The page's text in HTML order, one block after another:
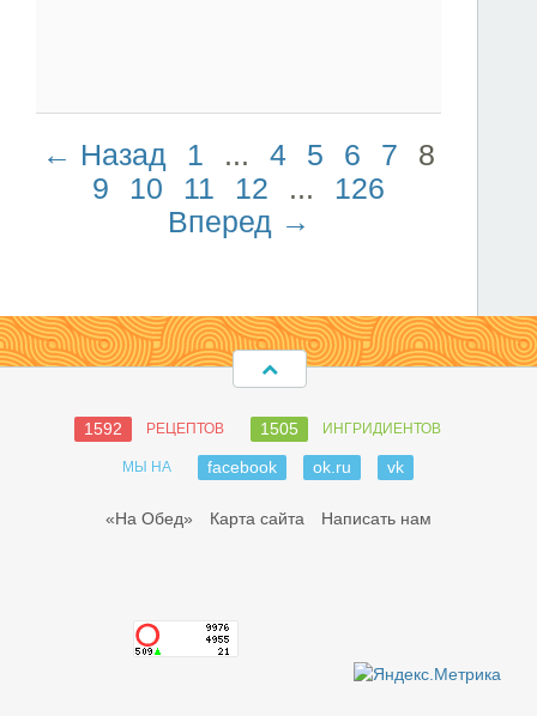
← Назад 1 ... 4 5 6 7
8
9
10 11 12 ...
126
Вперед →
1592 РЕЦЕПТОВ 1505 ИНГРИДИЕНТОВ
МЫ НА facebook ok.ru vk
«На Обед» Карта сайта Написать нам